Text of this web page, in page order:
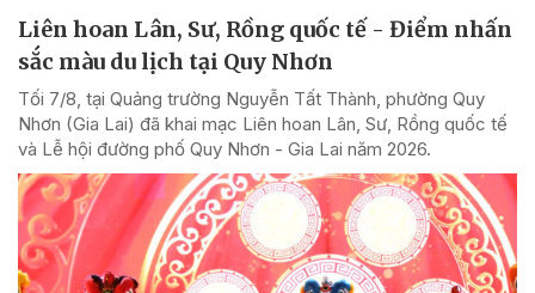
Liên hoan Lân, Sư, Rồng quốc tế - Điểm nhấn
sắc màu du lịch tại Quy Nhơn
Tối 7/8, tại Quảng trường Nguyễn Tất Thành, phường Quy
Nhơn (Gia Lai) đã khai mạc Liên hoan Lân, Sư, Rồng quốc tế
và Lễ hội đường phố Quy Nhơn - Gia Lai năm 2026.